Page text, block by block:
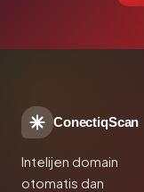
ConectiqScan
Intelijen domain
otomatis dan